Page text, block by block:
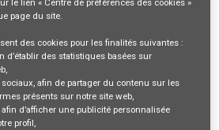
VOS MISSIONS
projet entrepreneurial
le lien « Centre de préférences des cookies »
page du site.
des cookies pour les finalités suivantes :
d’établir des statistiques basées sur
, afin de partager du contenu sur les
présents sur notre site web,
afin d’afficher une publicité personnalisée
profil,